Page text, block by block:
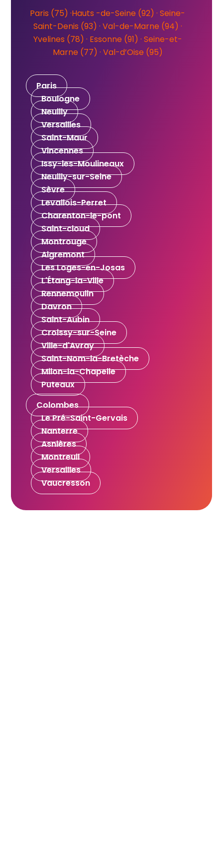
Paris (75) ·Hauts -de-Seine (92) · Seine-
Saint-Denis (93) · Val-de-Marne (94) ·
Yvelines (78) · Essonne (91) · Seine-et-
Marne (77) · Val-d’Oise (95)
Paris
Boulogne
Neuilly
Versailles
Saint-Maur
Vincennes
Issy-les-Moulineaux
Neuilly-sur-Seine
Sèvre
Levallois-Perret
Charenton-le-pont
Saint-cloud
Montrouge
Aigremont
Les Loges-en-Josas
L'Étang-la-Ville
Rennemoulin
Davron
Saint-Aubin
Croissy-sur-Seine
Ville-d'Avray
Saint-Nom-la-Bretèche
Milon-la-Chapelle
Puteaux
Colombes
Le Pré-Saint-Gervais
Nanterre
Asnières
Montreuil
Versailles
Vaucresson